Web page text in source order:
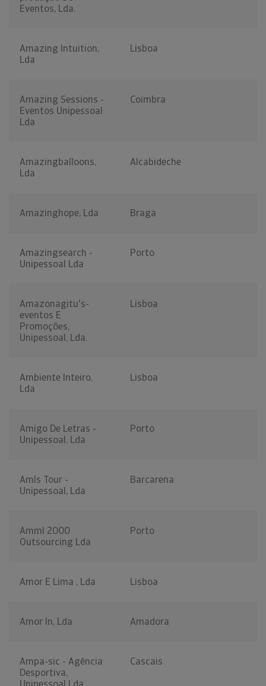
Eventos, Lda.
Amazing Intuition,
Lda
Lisboa
Amazing Sessions -
Eventos Unipessoal
Lda
Coimbra
Amazingballoons,
Lda
Alcabideche
Amazinghope, Lda Braga
Amazingsearch -
Unipessoal Lda
Porto
Amazonagitu's-
eventos E
Promoções,
Unipessoal, Lda.
Lisboa
Ambiente Inteiro,
Lda
Lisboa
Amigo De Letras -
Unipessoal, Lda
Porto
Amls Tour -
Unipessoal, Lda
Barcarena
Amml 2000
Outsourcing Lda
Porto
Amor E Lima , Lda Lisboa
Amor In, Lda Amadora
Ampa-sic - Agência
Desportiva,
Cascais